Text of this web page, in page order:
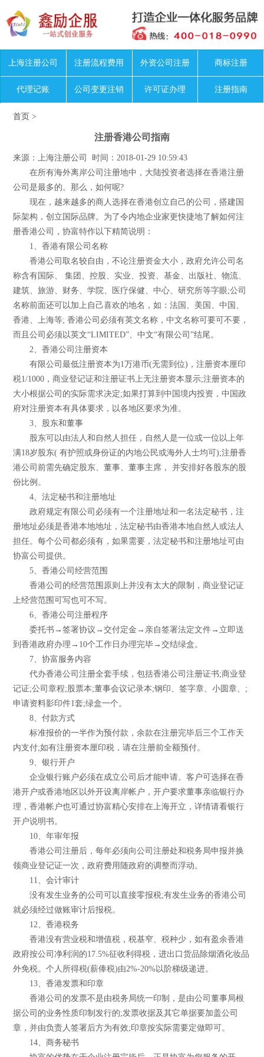
上海注册公司 注册流程费用 外资公司注册 商标注册
代理记账 公司变更注销 许可证办理 注册指南
首页 >
注册香港公司指南
来源：上海注册公司 时间：2018-01-29 10:59:43
在所有海外离岸公司注册地中，大陆投资者选择在香港注册
公司是最多的。那么，如何呢?
现在，越来越多的商人选择在香港创立自己的公司，搭建国
际架构，创立国际品牌。为了令内地企业家更快捷地了解如何注
册香港公司，协富特作以下精简说明：
1、香港有限公司名称
香港公司取名较自由，不论注册资金大小，政府允许公司名
称含有国际、 集团、控股、实业、投资、基金、出版社、物流、
建筑、旅游、财务、学院、医疗保健、中心、研究所等字眼;公司
名称前面还可以加上自己喜欢的地名，如：法国、美国、中国、
香港、上海等; 香港公司必须有英文名称，中文名称可要可不要，
而且公司必须以英文“LIMITED”、中文“有限公司”结尾。
2、香港公司注册资本
有限公司最低注册资本为1万港币(无需到位)，注册资本厘印
税1/1000，商业登记证和注册证书上无注册资本显示;注册资本的
大小根据公司的实际需求决定;如果打算到中国境内投资，中国政
府对注册资本有具体要求，以各地区要求为准。
3、股东和董事
股东可以由法人和自然人担任，自然人是一位或一位以上年
满18岁股东( 有护照或身份证的内地公民或海外人士均可);注册香
港公司前需先确定股东、董事、董事主席， 并安排好各股东的股
份比例。
4、法定秘书和注册地址
政府规定有限公司必须有一个注册地址和一名法定秘书，注
册地址必须是香港本地地址，法定秘书由香港本地自然人或法人
担任。每个公司都必须有，如果需要，法定秘书和注册地址可由
协富公司提供。
5、香港公司经营范围
香港公司的经营范围原则上并没有太大的限制，商业登记证
上经营范围可写也可不写。
6、香港公司注册程序
委托书→签署协议→交付定金→亲自签署法定文件→立即送
到香港政府办理→10个工作日办理完毕→交结绿盒。
7、协富服务内容
代办香港公司注册全套手续，包括香港公司注册证书;商业登
记证;公司章程;股票本;董事会议记录本;钢印、签字章、小圆章、;
申请资料影印件1套;绿盒一个。
8、付款方式
标准报价的一半作为预付款，余款在注册完毕后三个工作天
内支付;如有注册资本厘印税，请在注册前全额预付。
9、银行开户
企业银行账户必须在成立公司后才能申请。客户可选择在香
港开户或香港地区以外开设离岸帐户，开户要求董事亲临银行办
理，香港帐户也可通过协富精心安排在上海开立，详情请看银行
开户说明书。
10、年审年报
香港公司注册后，每年必须向公司注册处和税务局申报并换
领商业登记证一次，政府费用随政府的调整而浮动。
11、会计审计
没有发生业务的公司可以直接零报税;有发生业务的香港公司
就必须经过做账审计后报税。
12、香港税务
香港没有营业税和增值税，税基窄、税种少，如有盈余香港
政府按公司净利润的17.5%征收利得税，进出口货品除烟酒化妆品
外免税。个人所得税(薪俸税)由2%-20%以阶梯级递进。
13、香港发票和印章
香港公司的发票不是由税务局统一印制，是由公司董事局根
据公司的业务性质印制发行的;发票收据及其它单据要加盖公司
章，并由负责人签署后方为有效;印章按实际需要定做即可。
14、商务秘书